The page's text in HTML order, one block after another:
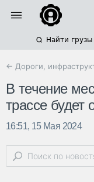
Найти грузы
← Дороги,
В течение
трассе будет
16:51, 15 Мая 2024